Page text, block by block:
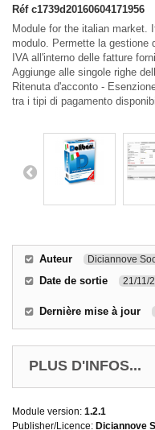
Réf c1739d20160604171956
Module for the italian market.
modulo. Permette la gestione
IVA all'interno delle fatture
Aggiunge alle singole righe
Ritenuta d'acconto -
tra i tipi di pagamento
Auteur Diciannove
Date de sortie 21/11/
Dernière mise à jour
PLUS D'INFOS...
Module version: 1.2.1
Publisher/Licence: Diciannove